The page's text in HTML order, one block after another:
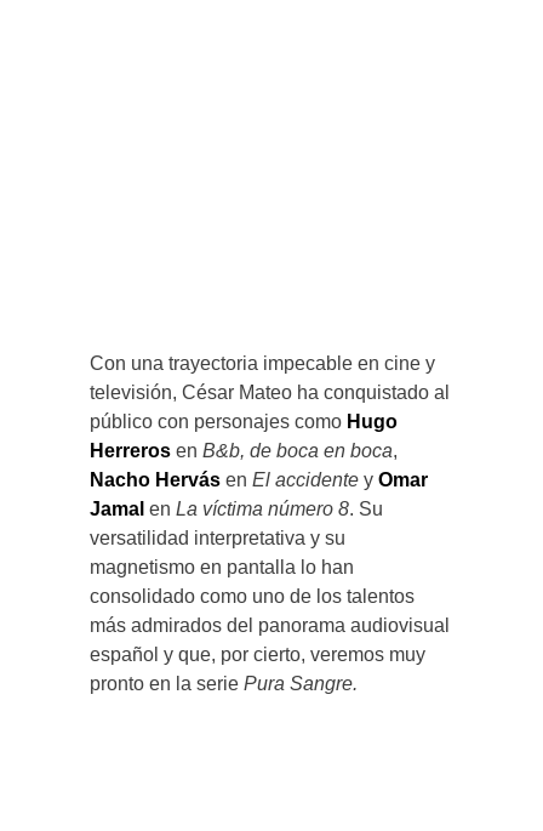
Con una trayectoria impecable en cine y
televisión, César Mateo ha conquistado al
público con personajes como Hugo
Herreros en B&b, de boca en boca,
Nacho Hervás en El accidente y Omar
Jamal en La víctima número 8. Su
versatilidad interpretativa y su
magnetismo en pantalla lo han
consolidado como uno de los talentos
más admirados del panorama audiovisual
español y que, por cierto, veremos muy
pronto en la serie Pura Sangre.